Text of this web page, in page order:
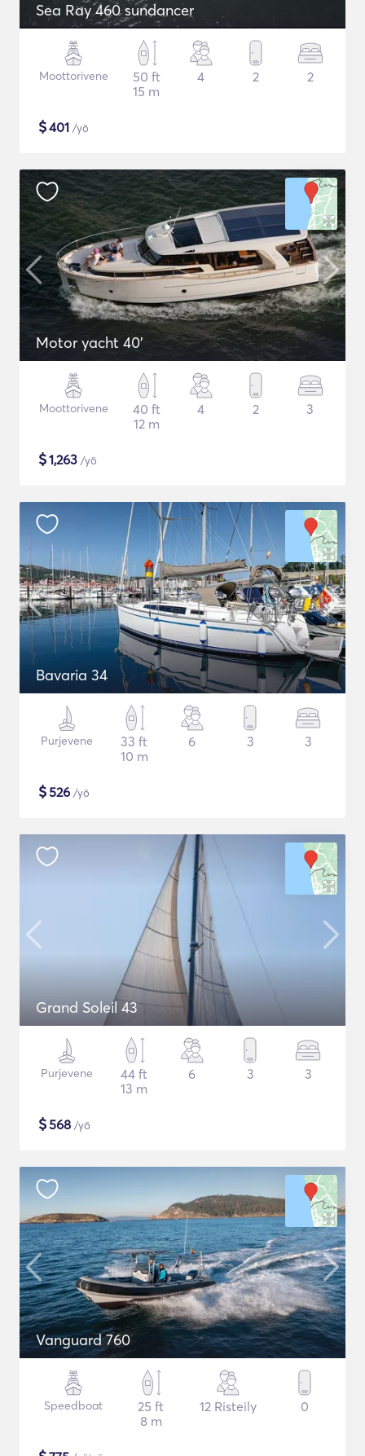
Sea Ray 460 sundancer
Moottorivene
50 ft
15 m
4 2 2
$401 /yö
Motor yacht 40'
Moottorivene
40 ft
12 m
4 2 3
$1,263 /yö
Bavaria 34
Purjevene
33 ft
10 m
6 3 3
$526 /yö
Grand Soleil 43
Purjevene
44 ft
13 m
6 3 3
$568 /yö
Vanguard 760
Speedboat
25 ft
8 m
12 Risteily 0